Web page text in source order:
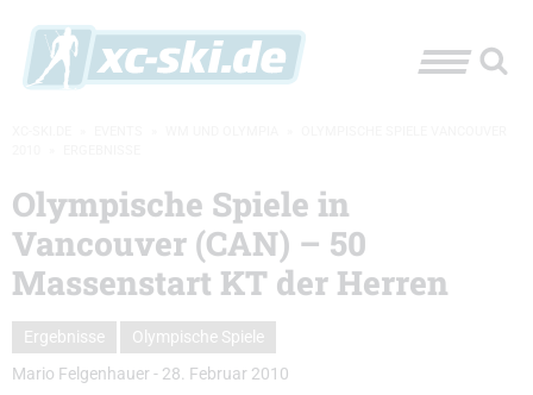
Olympische Spiele in
Vancouver (CAN) – 50
Massenstart KT der Herren
Ergebnisse
Olympische Spiele
Mario Felgenhauer - 28. Februar 2010